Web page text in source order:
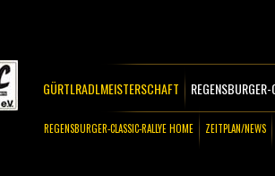
GÜRTLRADLMEISTERSCHAFT
REGENSBURGER-CLASSIC-RALLYE HOME ZEITPLAN/NEWS